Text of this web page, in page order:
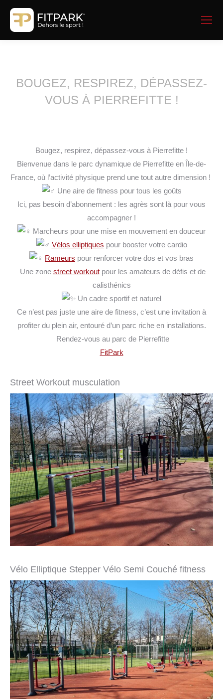
BOUGEZ, RESPIREZ, DÉPASSEZ-
VOUS À PIERREFITTE !
Bougez, respirez, dépassez-vous à Pierrefitte !
Bienvenue dans le parc dynamique de Pierrefitte en Île-de-
France, où l’activité physique prend une tout autre dimension !
Une aire de fitness pour tous les goûts
Ici, pas besoin d’abonnement : les agrès sont là pour vous
accompagner !
Marcheurs pour une mise en mouvement en douceur
Vélos elliptiques pour booster votre cardio
Rameurs pour renforcer votre dos et vos bras
Une zone street workoutpour les amateurs de défis et de
calisthénics
Un cadre sportif et naturel
Ce n’est pas juste une aire de fitness, c’est une invitation à
profiter du plein air, entouré d’un parc riche en installations.
Rendez-vous au parc de Pierrefitte
FitPark
Street Workout musculation
Vélo Elliptique Stepper Vélo Semi Couché fitness